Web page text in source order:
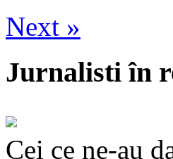
Next »
Jurnalisti în
Cei ce ne-au